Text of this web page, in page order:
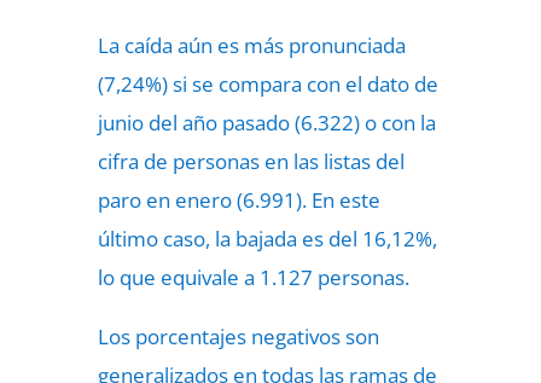
La caída aún es más pronunciada
(7,24%) si se compara con el dato de
junio del año pasado (6.322) o con la
cifra de personas en las listas del
paro en enero (6.991). En este
último caso, la bajada es del 16,12%,
lo que equivale a 1.127 personas.
Los porcentajes negativos son
generalizados en todas las ramas de